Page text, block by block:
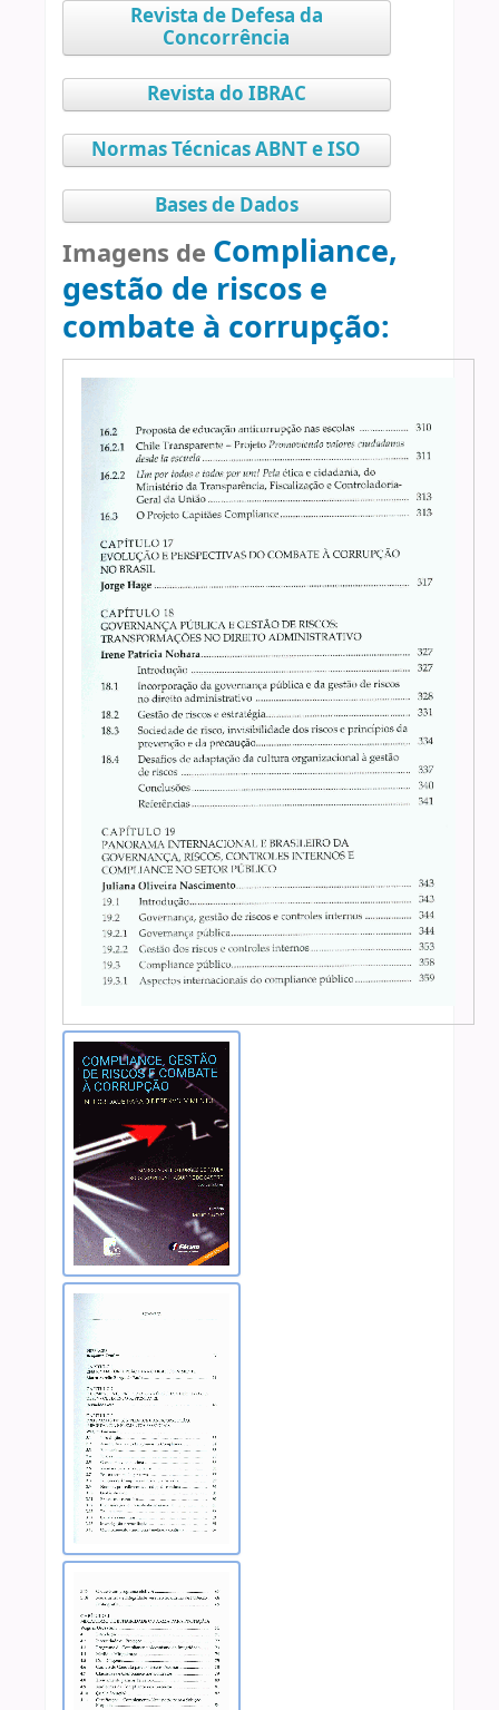
Revista de Defesa da
Concorrência
Revista do IBRAC
Normas Técnicas ABNT e ISO
Bases de Dados
Imagens de Compliance,
gestão de riscos e
combate à corrupção: